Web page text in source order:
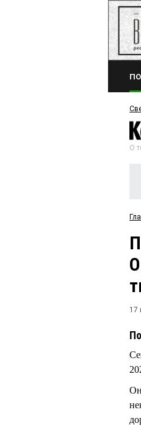
О
17
Он